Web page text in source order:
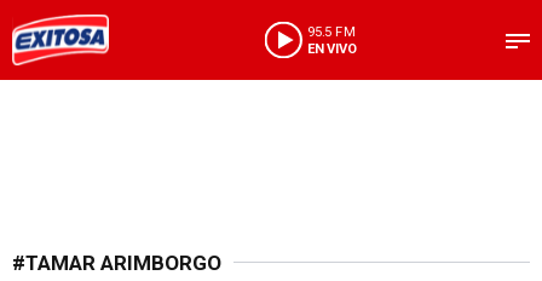
95.5 FM
EN VIVO
#TAMAR ARIMBORGO